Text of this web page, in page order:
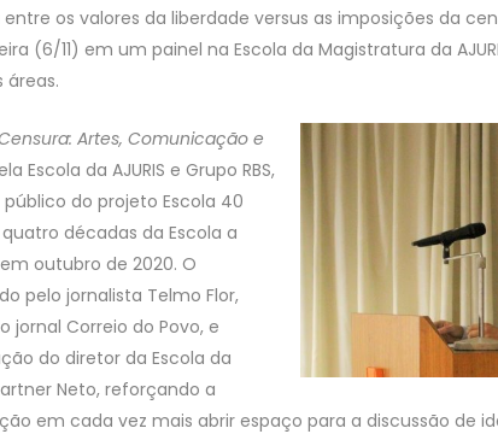
os valores da liberdade versus as imposições da
(6/11) em um painel na Escola da Magistratura da
áreas.
Artes, Comunicação e
Escola da AJURIS e Grupo RBS,
do projeto Escola 40
décadas da Escola a
outubro de 2020. O
pelo jornalista Telmo Flor,
jornal Correio do Povo, e
do diretor da Escola da
Neto, reforçando a
em cada vez mais abrir espaço para a discussão de